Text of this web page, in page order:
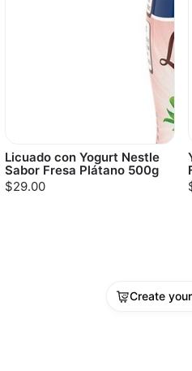
Licuado con Yogurt Nestle
Sabor Fresa Plátano 500g
$29.00
Create